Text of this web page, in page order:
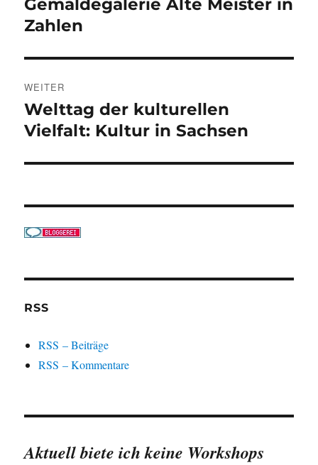
Beitrag:
Gemäldegalerie Alte Meister in
Zahlen
WEITER
Nächster
Beitrag:
Welttag der kulturellen
Vielfalt: Kultur in Sachsen
RSS
RSS – Beiträge
RSS – Kommentare
Aktuell biete ich keine Workshops